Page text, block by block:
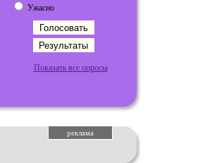
Ужасно
Показать все опросы
реклама